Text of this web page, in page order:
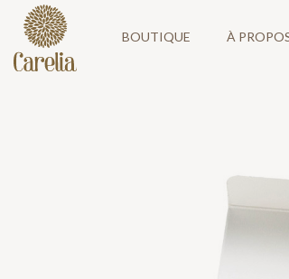
BOUTIQUE À